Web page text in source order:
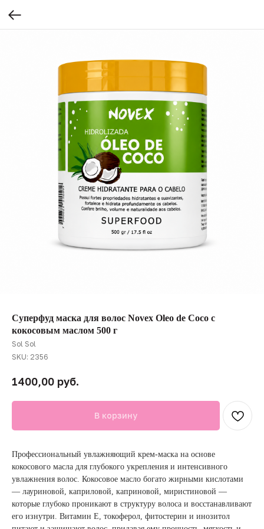
Суперфуд маска для волос Novex Oleo de Coco с
кокосовым маслом 500 г
Sol Sol
SKU: 2356
1400,00 руб.
В корзину
Профессиональный увлажняющий крем-маска на основе
кокосового масла для глубокого укрепления и интенсивного
увлажнения волос. Кокосовое масло богато жирными кислотами
— лауриновой, каприловой, каприновой, миристиновой —
которые глубоко проникают в структуру волоса и восстанавливают
его изнутри. Витамин Е, токоферол, фитостерин и инозитол